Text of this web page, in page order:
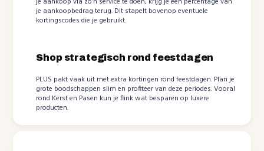
je aankoopbedrag terug. Dit stapelt bovenop eventuele
kortingscodes die je gebruikt.
Shop strategisch rond feestdagen
PLUS pakt vaak uit met extra kortingen rond feestdagen. Plan je
grote boodschappen slim en profiteer van deze periodes. Vooral
rond Kerst en Pasen kun je flink wat besparen op luxere
producten.